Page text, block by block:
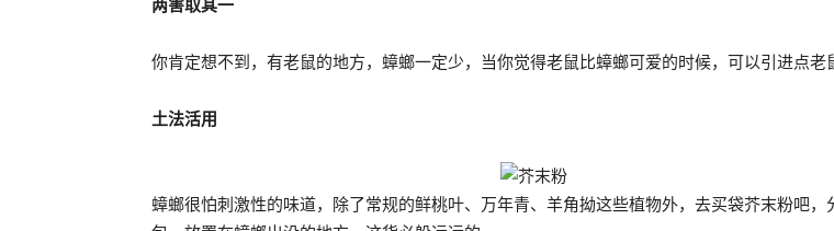
两害取其一
你肯定想不到，有老鼠的地方，蟑螂一定少，当你觉得老鼠比蟑螂可爱的时候，可以引进点
土法活用
蟑螂很怕刺激性的味道，除了常规的鲜桃叶、万年青、羊角拗这些植物外，去买袋芥末粉吧，